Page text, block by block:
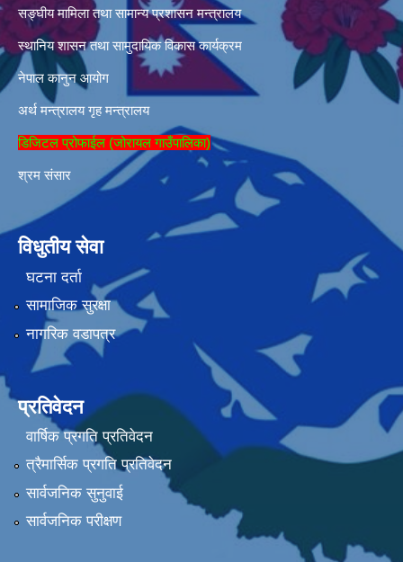
सङ्घीय मामिला तथा सामान्य प्रशासन मन्त्रालय
स्थानिय शासन तथा सामुदायिक विकास कार्यक्रम
नेपाल कानुन आयोग
अर्थ मन्त्रालय गृह मन्त्रालय
डिजिटल प्रोफाईल (जोरायल गाउँपालिका)
श्रम संसार
विधुतीय सेवा
घटना दर्ता
सामाजिक सुरक्षा
नागरिक वडापत्र
प्रतिवेदन
वार्षिक प्रगति प्रतिवेदन
त्रैमार्सिक प्रगति प्रतिवेदन
सार्वजनिक सुनुवाई
सार्वजनिक परीक्षण